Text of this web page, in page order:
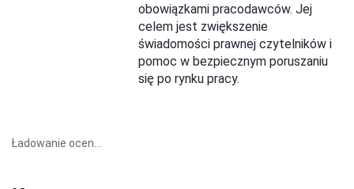
obowiązkami pracodawców. Jej
celem jest zwiększenie
świadomości prawnej czytelników i
pomoc w bezpiecznym poruszaniu
się po rynku pracy.
Ładowanie ocen...